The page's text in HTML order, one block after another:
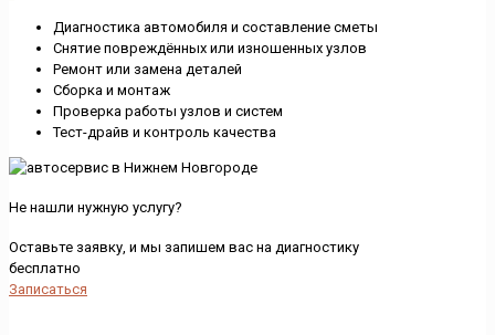
Диагностика автомобиля и составление сметы
Снятие повреждённых или изношенных узлов
Ремонт или замена деталей
Сборка и монтаж
Проверка работы узлов и систем
Тест-драйв и контроль качества
Не нашли нужную услугу?
Оставьте заявку, и мы запишем вас на диагностику
бесплатно
Записаться